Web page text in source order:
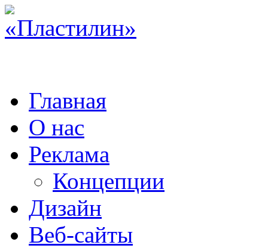
Главная
О нас
Реклама
Концепции
Дизайн
Веб-сайты